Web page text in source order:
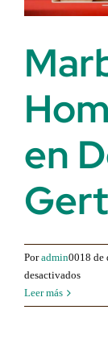
en
Gert
Poradmin0018 de
desactivadospara
Leer más